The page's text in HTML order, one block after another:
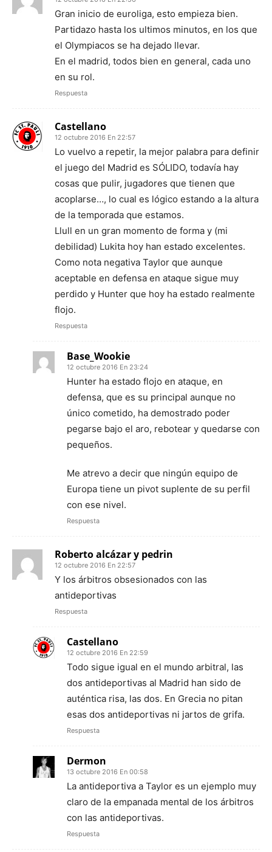
Gran inicio de euroliga, esto empieza bien.
Partidazo hasta los ultimos minutos, en los que
el Olympiacos se ha dejado llevar.
En el madrid, todos bien en general, cada uno
en su rol.
Respuesta
Castellano
12 octubre 2016 En 22:57
Lo vuelvo a repetir, la mejor palabra para definir
el juego del Madrid es SÓLIDO, todavía hay
cosas que pulir, jugadores que tienen que
acoplarse…, lo cual es lógico estando a la altura
de la temporada que estamos.
Llull en un gran momento de forma y (mi
debilidad) Lukita hoy han estado excelentes.
Como nota negativa Taylor que aunque
aceptable en defensa en ataque sigue muy
perdido y Hunter que hoy ha estado realmente
flojo.
Respuesta
Base_Wookie
12 octubre 2016 En 23:24
Hunter ha estado flojo en ataque, en
defensa, que es su principal aunque no
único cometido, ha demostrado poder
pegarse bajo el aro, rebotear y quedarse con
pequeños.
Me atrevo a decir que ningún equipo de
Europa tiene un pivot suplente de su perfil
con ese nivel.
Respuesta
Roberto alcázar y pedrin
12 octubre 2016 En 22:57
Y los árbitros obsesionados con las
antideportivas
Respuesta
Castellano
12 octubre 2016 En 22:59
Todo sigue igual en el mundo arbitral, las
dos antideportivas al Madrid han sido de
auténtica risa, las dos. En Grecia no pitan
esas dos antideportivas ni jartos de grifa.
Respuesta
Dermon
13 octubre 2016 En 00:58
La antideportiva a Taylor es un ejemplo muy
claro de la empanada mental de los árbitros
con las antideportivas.
Respuesta